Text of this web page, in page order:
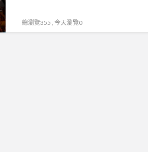
總瀏覽355 , 今天瀏覽0